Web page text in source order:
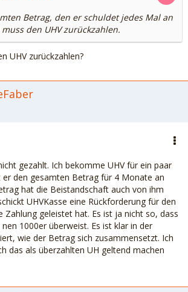
Betrag, den er schuldet jedes Mal an
den UHV zurückzahlen.
UHV zurückzahlen?
gezahlt. Ich bekomme UHV für ein paar
den gesamten Betrag für 4 Monate an
hat die Beistandschaft auch von ihm
UHVKasse eine Rückforderung für den
Zahlung geleistet hat. Es ist ja nicht so, dass
1000er überweist. Es ist klar in der
wie der Betrag sich zusammensetzt. Ich
das als überzahlten UH geltend machen